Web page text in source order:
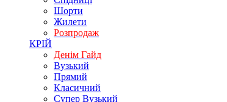
Шорти
Жилети
Розпродаж
КРІЙ
Денім Гайд
Вузький
Прямий
Класичний
Супер Вузький